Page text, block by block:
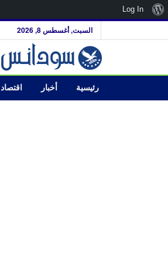
السبت, أغسطس 8, 2026
رئيسية أخبار اقتصاد
نبذةLog In